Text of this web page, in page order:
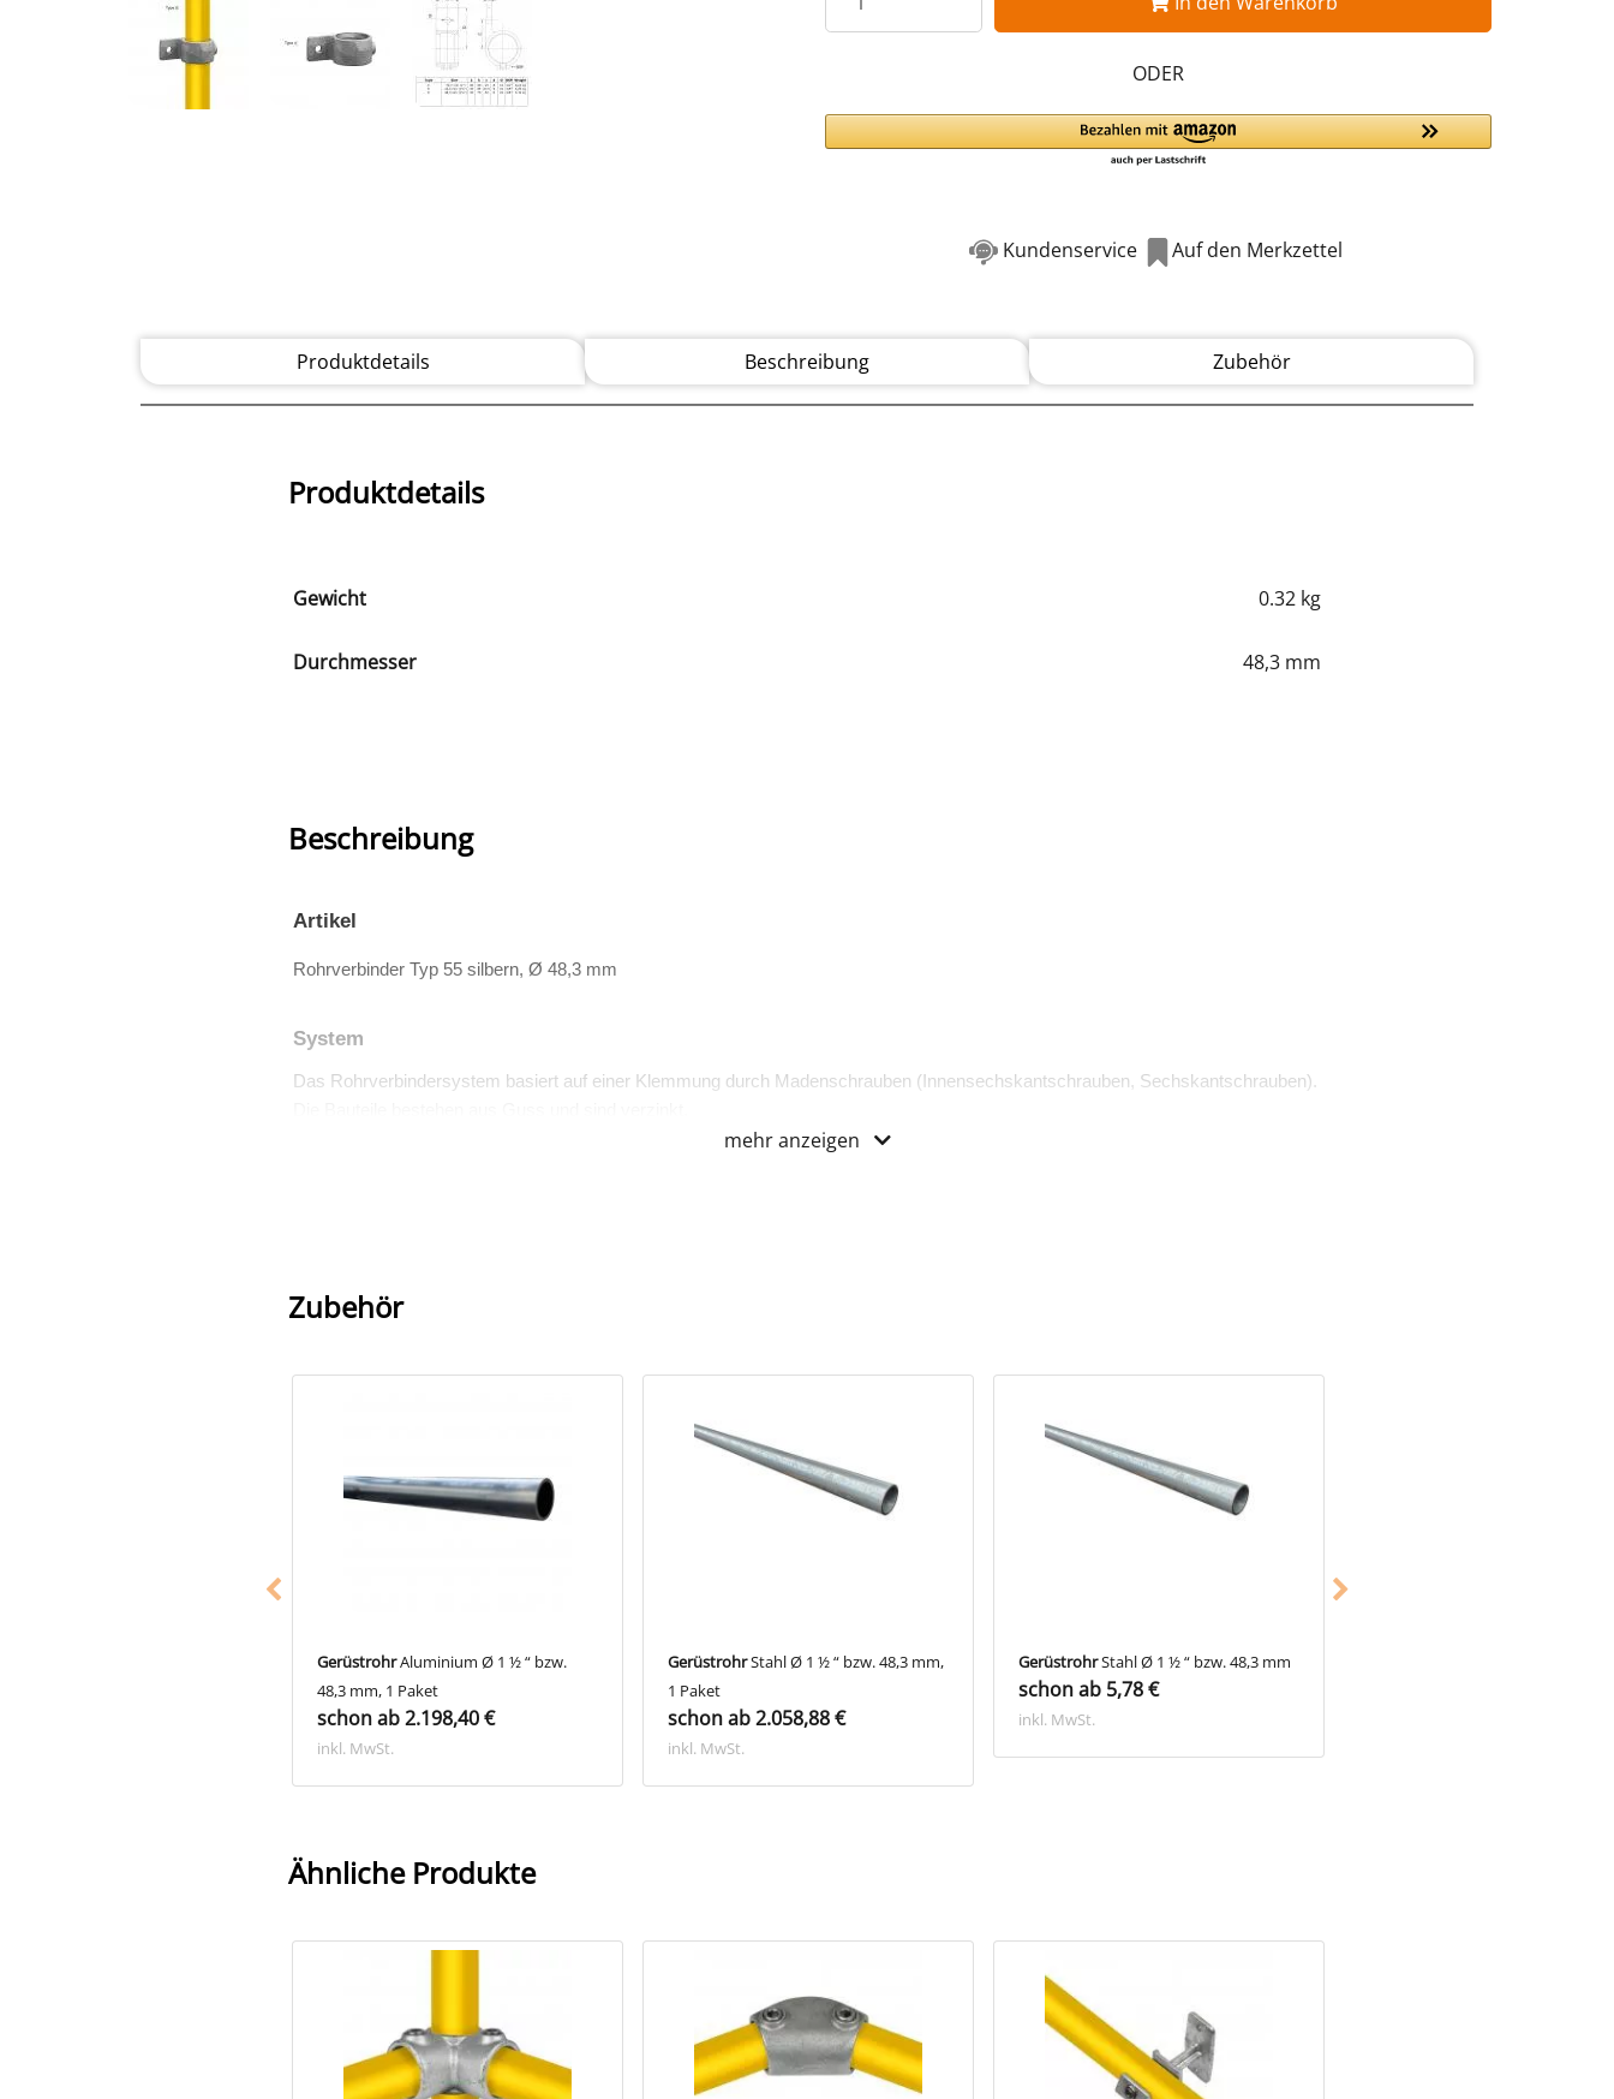
ODER
Kundenservice Auf den Merkzettel
Produktdetails Beschreibung Zubehör
Produktdetails
Gewicht 0.32 kg
Durchmesser 48,3 mm
Beschreibung
Artikel
Rohrverbinder Typ 55 silbern, Ø 48,3 mm
System
Das Rohrverbindersystem basiert auf einer Klemmung durch Madenschrauben (Innensechskantschrauben, Sechskantschrauben).
Zusatzinformationen und Hinweise
Innensechskantschlüssel LU608075A passend für Ø 21,3 mm
mehr anzeigen
Zubehör
GerüstrohrAluminium Ø 1 ½ “ bzw.
48,3 mm, 1 Paket
schon ab 2.198,40 €
inkl. MwSt.
GerüstrohrStahl Ø 1 ½ “ bzw. 48,3 mm,
1 Paket
schon ab 2.058,88 €
inkl. MwSt.
GerüstrohrStahl Ø 1 ½ “ bzw. 48,3 mm
schon ab 5,78 €
inkl. MwSt.
Ähnliche Produkte